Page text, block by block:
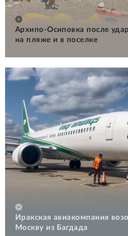
Архипо-Осиповка после
на пляже и в поселке
Иракская авиакомпания
Москву из Багдада